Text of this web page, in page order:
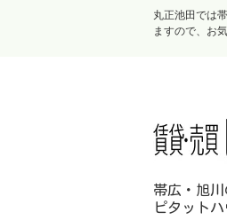
丸正池田では
ますので、お
帯広・旭
ピタット